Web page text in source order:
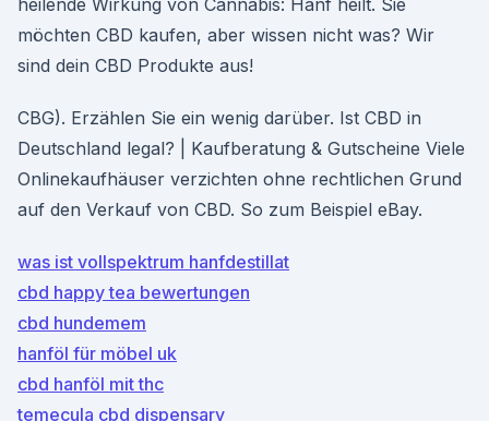
heilende Wirkung von Cannabis: Hanf heilt. Sie
möchten CBD kaufen, aber wissen nicht was? Wir
sind dein CBD Produkte aus!
CBG). Erzählen Sie ein wenig darüber. Ist CBD in
Deutschland legal? | Kaufberatung & Gutscheine Viele
Onlinekaufhäuser verzichten ohne rechtlichen Grund
auf den Verkauf von CBD. So zum Beispiel eBay.
was ist vollspektrum hanfdestillat
cbd happy tea bewertungen
cbd hundemem
hanföl für möbel uk
cbd hanföl mit thc
temecula cbd dispensary